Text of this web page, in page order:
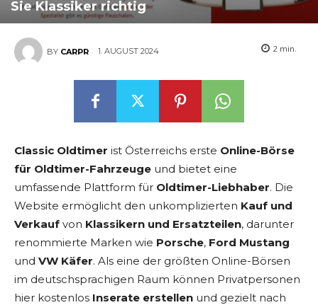
Sie Klassiker richtig
BY CARPR 1. AUGUST 2024 2 min.
Classic Oldtimer ist Österreichs erste Online-Börse
für Oldtimer-Fahrzeuge und bietet eine
umfassende Plattform für Oldtimer-Liebhaber. Die
Website ermöglicht den unkomplizierten Kauf und
Verkauf von Klassikern und Ersatzteilen, darunter
renommierte Marken wie Porsche, Ford Mustang
und VW Käfer. Als eine der größten Online-Börsen
im deutschsprachigen Raum können Privatpersonen
hier kostenlos Inserate erstellen und gezielt nach